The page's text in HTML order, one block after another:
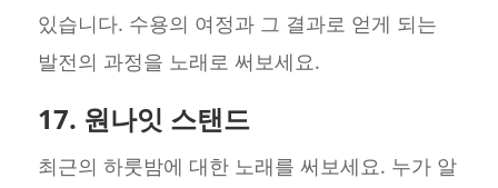
있습니다. 수용의 여정과 그 결과로 얻게 되는
발전의 과정을 노래로 써보세요.
17. 원나잇 스탠드
최근의 하룻밤에 대한 노래를 써보세요. 누가 알